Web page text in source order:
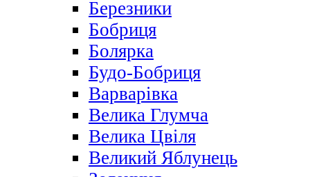
Березники
Бобриця
Болярка
Будо-Бобриця
Варварівка
Велика Глумча
Велика Цвіля
Великий Яблунець